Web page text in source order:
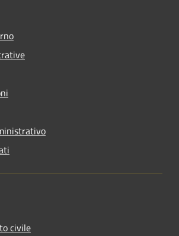
civile